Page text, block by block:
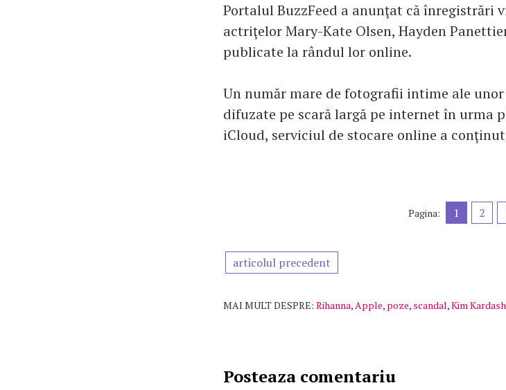
Portalul BuzzFeed a anunţat că înregistrări
actriţelor Mary-Kate Olsen, Hayden
publicate la rândul lor online.
Un număr mare de fotografii intime ale
difuzate pe scară largă pe internet în urma
iCloud, serviciul de stocare online a
Pagina: 1 2
articolul precedent
MAI MULT DESPRE: Rihanna,Apple, poze, scandal,Kim
Posteaza comentariu